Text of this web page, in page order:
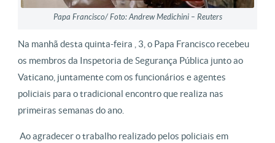
Papa Francisco/ Foto: Andrew Medichini – Reuters
Na manhã desta quinta-feira , 3, o Papa Francisco recebeu
os membros da Inspetoria de Segurança Pública junto ao
Vaticano, juntamente com os funcionários e agentes
policiais para o tradicional encontro que realiza nas
primeiras semanas do ano.
Ao agradecer o trabalho realizado pelos policiais em